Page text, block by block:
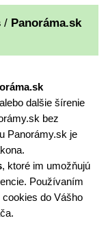
/ Panoráma.sk
dalšie šírenie
bez
Panorámy.sk je
, ktoré im umožňujú
Používaním
do Vášho